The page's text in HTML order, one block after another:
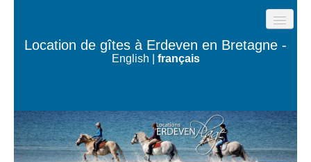
Location de gîtes à Erdeven en Bretagne -
English français
ACCUEIL
GÎTES DE LA PLAGE
MAISON TY BUGALÉ
CHAMBRES À 600M DE LA PLAGE